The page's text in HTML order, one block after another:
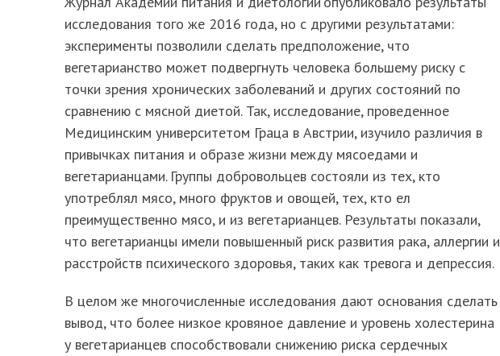
исследования того же 2016 года, но с другими результатами:
эксперименты позволили сделать предположение, что
вегетарианство может подвергнуть человека большему риску с
точки зрения хронических заболеваний и других состояний по
сравнению с мясной диетой. Так, исследование, проведенное
Медицинским университетом Граца в Австрии, изучило различия в
привычках питания и образе жизни между мясоедами и
вегетарианцами. Группы добровольцев состояли из тех, кто
употреблял мясо, много фруктов и овощей, тех, кто ел
преимущественно мясо, и из вегетарианцев. Результаты показали,
что вегетарианцы имели повышенный риск развития рака, аллергии и
расстройств психического здоровья, таких как тревога и депрессия.
В целом же многочисленные исследования дают основания сделать
вывод, что более низкое кровяное давление и уровень холестерина
у вегетарианцев способствовали снижению риска сердечных